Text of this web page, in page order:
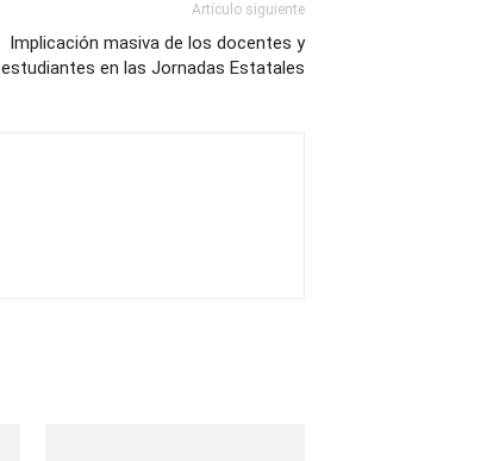
Artículo siguiente
Implicación masiva de los docentes y
estudiantes en las Jornadas Estatales